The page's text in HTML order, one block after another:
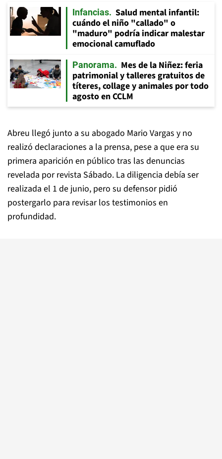
Infancias
Salud mental infantil:
cuándo el niño "callado" o
"maduro" podría indicar malestar
emocional camuflado
Panorama
Mes de la Niñez: feria
patrimonial y talleres gratuitos de
títeres, collage y animales por todo
agosto en CCLM
Abreu llegó junto a su abogado Mario Vargas y no
realizó declaraciones a la prensa, pese a que era su
primera aparición en público tras las denuncias
revelada por revista Sábado. La diligencia debía ser
realizada el 1 de junio, pero su defensor pidió
postergarlo para revisar los testimonios en
profundidad.